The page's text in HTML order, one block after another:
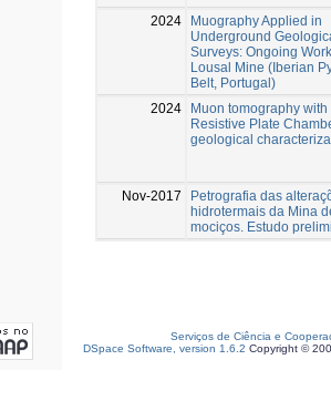
2024
Muography Applied in
Underground
Surveys: Ongoing
Lousal Mine (Iberian
Belt, Portugal)
2024
Muon tomography with
Resistive Plate
geological
Nov-2017
Petrografia das
hidrotermais da Mina
mociços. Estudo
Serviços de Ciência e
DSpace Software, version 1.6.2 Copyright ©